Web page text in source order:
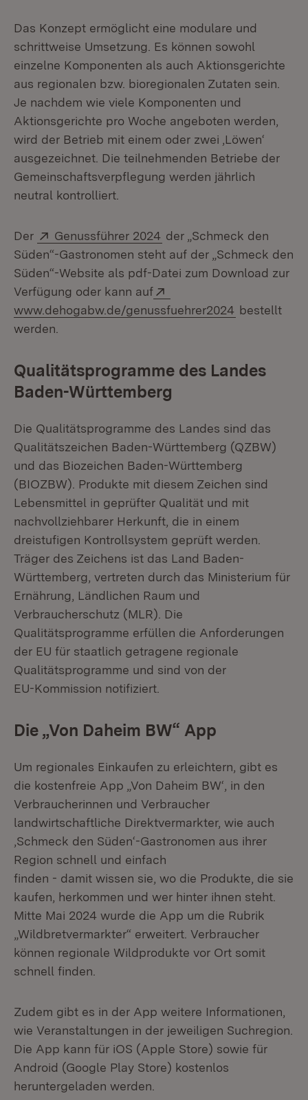
Das Konzept ermöglicht eine modulare und
schrittweise Umsetzung. Es können sowohl
einzelne Komponenten als auch Aktionsgerichte
aus regionalen bzw. bioregionalen Zutaten sein.
Je nachdem wie viele Komponenten und
Aktionsgerichte pro Woche angeboten werden,
wird der Betrieb mit einem oder zwei ‚Löwen‘
ausgezeichnet. Die teilnehmenden Betriebe der
Gemeinschaftsverpflegung werden jährlich
neutral kontrolliert.
Der Extern:
Genussführer 2024 (Öffnet in neuem Fenster)
der „Schmeck den
Süden“-Gastronomen steht auf der „Schmeck den
Süden“-Website als pdf-Datei zum Download zur
Verfügung oder kann auf
www.dehogabw.de/genussfuehrer2024 (Öffnet in
bestellt
werden.
Qualitätsprogramme des Landes
Baden-Württemberg
Die Qualitätsprogramme des Landes sind das
Qualitätszeichen Baden-Württemberg (QZBW)
und das Biozeichen Baden-Württemberg
(BIOZBW). Produkte mit diesem Zeichen sind
Lebensmittel in geprüfter Qualität und mit
nachvollziehbarer Herkunft, die in einem
dreistufigen Kontrollsystem geprüft werden.
Träger des Zeichens ist das Land Baden-
Württemberg, vertreten durch das Ministerium für
Ernährung, Ländlichen Raum und
Verbraucherschutz (MLR). Die
Qualitätsprogramme erfüllen die Anforderungen
der EU für staatlich getragene regionale
Qualitätsprogramme und sind von der
EU-Kommission notifiziert.
Die „Von Daheim BW“ App
Um regionales Einkaufen zu erleichtern, gibt es
die kostenfreie App „Von Daheim BW‘, in den
Verbraucherinnen und Verbraucher
landwirtschaftliche Direktvermarkter, wie auch
‚Schmeck den Süden‘-Gastronomen aus ihrer
Region schnell und einfach
finden - damit wissen sie, wo die Produkte, die sie
kaufen, herkommen und wer hinter ihnen steht.
Mitte Mai 2024 wurde die App um die Rubrik
„Wildbretvermarkter“ erweitert. Verbraucher
können regionale Wildprodukte vor Ort somit
schnell finden.
Zudem gibt es in der App weitere Informationen,
wie Veranstaltungen in der jeweiligen Suchregion.
Die App kann für iOS (Apple Store) sowie für
Android (Google Play Store) kostenlos
heruntergeladen werden.